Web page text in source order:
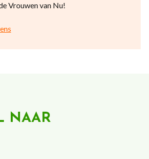
Vrouwen van Nu!
NAAR